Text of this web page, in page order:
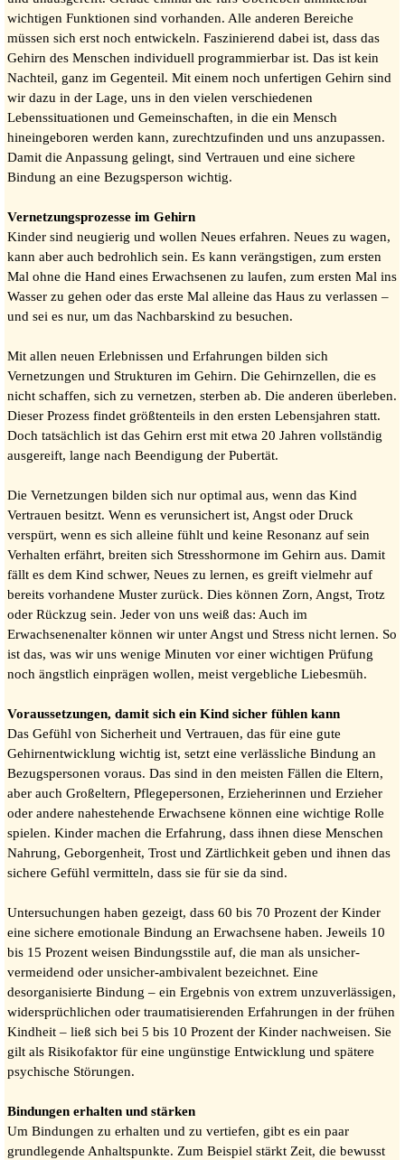
wichtigen Funktionen sind vorhanden. Alle anderen Bereiche
müssen sich erst noch entwickeln. Faszinierend dabei ist, dass das
Gehirn des Menschen individuell programmierbar ist. Das ist kein
Nachteil, ganz im Gegenteil. Mit einem noch unfertigen Gehirn sind
wir dazu in der Lage, uns in den vielen verschiedenen
Lebenssituationen und Gemeinschaften, in die ein Mensch
hineingeboren werden kann, zurechtzufinden und uns anzupassen.
Damit die Anpassung gelingt, sind Vertrauen und eine sichere
Bindung an eine Bezugsperson wichtig.
Vernetzungsprozesse im Gehirn
Kinder sind neugierig und wollen Neues erfahren. Neues zu wagen,
kann aber auch bedrohlich sein. Es kann verängstigen, zum ersten
Mal ohne die Hand eines Erwachsenen zu laufen, zum ersten Mal ins
Wasser zu gehen oder das erste Mal alleine das Haus zu verlassen –
und sei es nur, um das Nachbarskind zu besuchen.
Mit allen neuen Erlebnissen und Erfahrungen bilden sich
Vernetzungen und Strukturen im Gehirn. Die Gehirnzellen, die es
nicht schaffen, sich zu vernetzen, sterben ab. Die anderen überleben.
Dieser Prozess findet größtenteils in den ersten Lebensjahren statt.
Doch tatsächlich ist das Gehirn erst mit etwa 20 Jahren vollständig
ausgereift, lange nach Beendigung der Pubertät.
Die Vernetzungen bilden sich nur optimal aus, wenn das Kind
Vertrauen besitzt. Wenn es verunsichert ist, Angst oder Druck
verspürt, wenn es sich alleine fühlt und keine Resonanz auf sein
Verhalten erfährt, breiten sich Stresshormone im Gehirn aus. Damit
fällt es dem Kind schwer, Neues zu lernen, es greift vielmehr auf
bereits vorhandene Muster zurück. Dies können Zorn, Angst, Trotz
oder Rückzug sein. Jeder von uns weiß das: Auch im
Erwachsenenalter können wir unter Angst und Stress nicht lernen. So
ist das, was wir uns wenige Minuten vor einer wichtigen Prüfung
noch ängstlich einprägen wollen, meist vergebliche Liebesmüh.
Voraussetzungen, damit sich ein Kind sicher fühlen kann
Das Gefühl von Sicherheit und Vertrauen, das für eine gute
Gehirnentwicklung wichtig ist, setzt eine verlässliche Bindung an
Bezugspersonen voraus. Das sind in den meisten Fällen die Eltern,
aber auch Großeltern, Pflegepersonen, Erzieherinnen und Erzieher
oder andere nahestehende Erwachsene können eine wichtige Rolle
spielen. Kinder machen die Erfahrung, dass ihnen diese Menschen
Nahrung, Geborgenheit, Trost und Zärtlichkeit geben und ihnen das
sichere Gefühl vermitteln, dass sie für sie da sind.
Untersuchungen haben gezeigt, dass 60 bis 70 Prozent der Kinder
eine sichere emotionale Bindung an Erwachsene haben. Jeweils 10
bis 15 Prozent weisen Bindungsstile auf, die man als unsicher-
vermeidend oder unsicher-ambivalent bezeichnet. Eine
desorganisierte Bindung – ein Ergebnis von extrem unzuverlässigen,
widersprüchlichen oder traumatisierenden Erfahrungen in der frühen
Kindheit – ließ sich bei 5 bis 10 Prozent der Kinder nachweisen. Sie
gilt als Risikofaktor für eine ungünstige Entwicklung und spätere
psychische Störungen.
Bindungen erhalten und stärken
Um Bindungen zu erhalten und zu vertiefen, gibt es ein paar
grundlegende Anhaltspunkte. Zum Beispiel stärkt Zeit, die bewusst